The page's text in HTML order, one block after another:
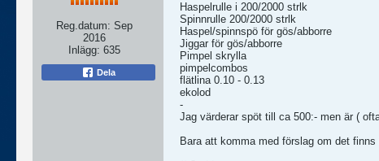
Reg.datum: Sep
2016
Inlägg: 635
Dela
Haspelrulle i 200/2000 strlk
Spinnrulle 200/2000 strlk
Haspel/spinnspö för gös/abborre
Jiggar för gös/abborre
Pimpel skrylla
pimpelcombos
flätlina 0.10 - 0.13
ekolod
-
Jag värderar spöt till ca 500:- men är (
Bara att komma med förslag om det finns